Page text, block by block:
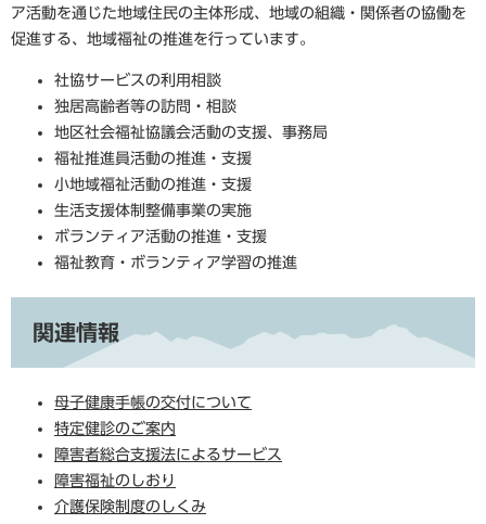
ア活動を通じた地域住民の主体形成、地域の組織・関係者の協働を
促進する、地域福祉の推進を行っています。
社協サービスの利用相談
独居高齢者等の訪問・相談
地区社会福祉協議会活動の支援、事務局
福祉推進員活動の推進・支援
小地域福祉活動の推進・支援
生活支援体制整備事業の実施
ボランティア活動の推進・支援
福祉教育・ボランティア学習の推進
関連情報
母子健康手帳の交付について
特定健診のご案内
障害者総合支援法によるサービス
障害福祉のしおり
介護保険制度のしくみ